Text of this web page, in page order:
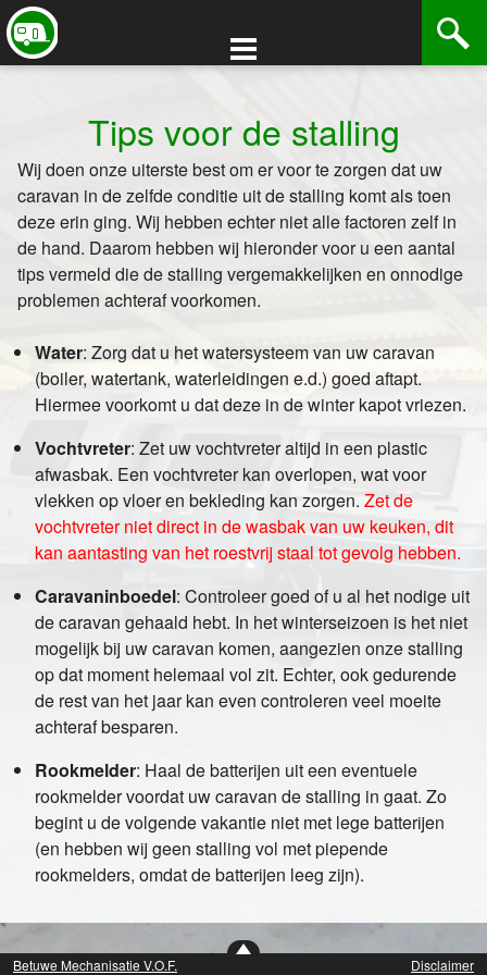
Halen / Brengen
Halen / Brengen
Stallingsplaats Aanvragen
Tips voor de stalling
Voorwaarden Stalling
Tips voor de stalling
Wij doen onze uiterste best om er voor te zorgen dat uw
caravan in de zelfde conditie uit de stalling komt als toen
deze erin ging. Wij hebben echter niet alle factoren zelf in
de hand. Daarom hebben wij hieronder voor u een aantal
tips vermeld die de stalling vergemakkelijken en onnodige
problemen achteraf voorkomen.
Water: Zorg dat u het watersysteem van uw caravan
(boiler, watertank, waterleidingen e.d.) goed aftapt.
Hiermee voorkomt u dat deze in de winter kapot vriezen.
Vochtvreter: Zet uw vochtvreter altijd in een plastic
afwasbak. Een vochtvreter kan overlopen, wat voor
vlekken op vloer en bekleding kan zorgen. Zet de
vochtvreter niet direct in de wasbak van uw keuken, dit
kan aantasting van het roestvrij staal tot gevolg hebben.
Caravaninboedel: Controleer goed of u al het nodige uit
de caravan gehaald hebt. In het winterseizoen is het niet
mogelijk bij uw caravan komen, aangezien onze stalling
op dat moment helemaal vol zit. Echter, ook gedurende
de rest van het jaar kan even controleren veel moeite
achteraf besparen.
Rookmelder: Haal de batterijen uit een eventuele
rookmelder voordat uw caravan de stalling in gaat. Zo
begint u de volgende vakantie niet met lege batterijen
(en hebben wij geen stalling vol met piepende
rookmelders, omdat de batterijen leeg zijn).
Betuwe Mechanisatie V.O.F. Disclaimer